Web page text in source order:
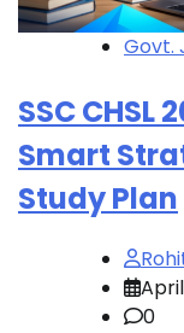
Govt.
SSC
Smart
Study Plan
0